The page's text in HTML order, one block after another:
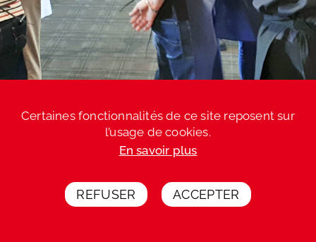
Certaines fonctionnalités de ce site reposent sur
l’usage de cookies.
En savoir plus
REFUSER ACCEPTER